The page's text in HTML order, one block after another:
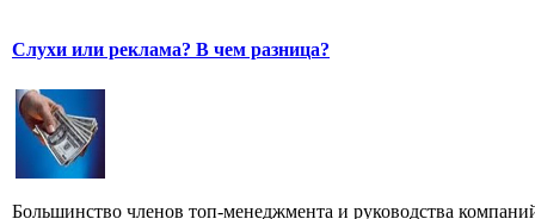
Слухи или реклама? В чем разница?
Большинство членов топ-менеджмента и руководства